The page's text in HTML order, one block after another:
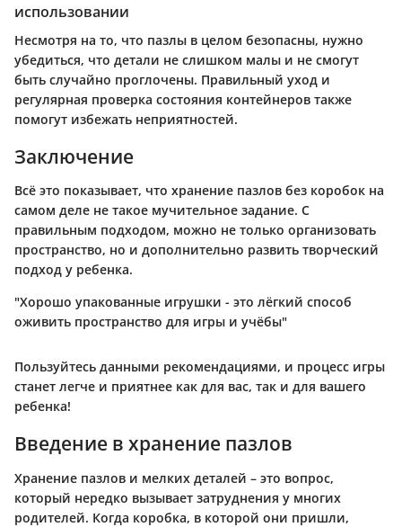
использовании
Несмотря на то, что пазлы в целом безопасны, нужно
убедиться, что детали не слишком малы и не смогут
быть случайно проглочены. Правильный уход и
регулярная проверка состояния контейнеров также
помогут избежать неприятностей.
Заключение
Всё это показывает, что хранение пазлов без коробок на
самом деле не такое мучительное задание. С
правильным подходом, можно не только организовать
пространство, но и дополнительно развить творческий
подход у ребенка.
"Хорошо упакованные игрушки - это лёгкий способ
оживить пространство для игры и учёбы"
Пользуйтесь данными рекомендациями, и процесс игры
станет легче и приятнее как для вас, так и для вашего
ребенка!
Введение в хранение пазлов
Хранение пазлов и мелких деталей – это вопрос,
который нередко вызывает затруднения у многих
родителей. Когда коробка, в которой они пришли,